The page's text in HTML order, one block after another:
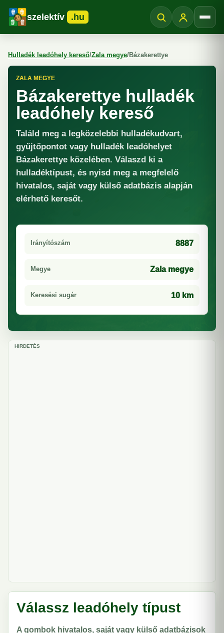
szelektív .hu
Hulladék leadóhely kereső/Zala megye/Bázakerettye
ZALA MEGYE
Bázakerettye hulladék
leadóhely kereső
Találd meg a legközelebbi hulladékudvart,
gyűjtőpontot vagy hulladék leadóhelyet
Bázakerettye közelében. Válaszd ki a
hulladéktípust, és nyisd meg a megfelelő
hivatalos, saját vagy külső adatbázis alapján
elérhető keresőt.
Irányítószám 8887
Megye Zala megye
Keresési sugár 10 km
HIRDETÉS
Válassz leadóhely típust
A gombok hivatalos, saját vagy külső adatbázisok